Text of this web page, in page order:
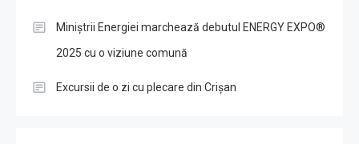
Miniștrii Energiei marchează debutul ENERGY EXPO®
2025 cu o viziune comună
Excursii de o zi cu plecare din Crișan